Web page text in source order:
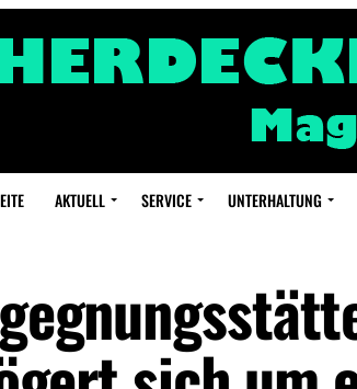
AKTUELL SERVICE UNTERHALTUNG